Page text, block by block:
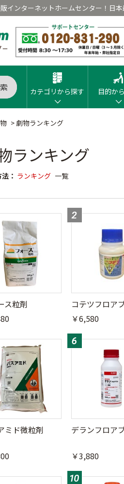
インターネットホームセンター！日
カテゴリから探す 目的か
> 劇物ランキング
ランキング
： ランキング 一覧
ス粒剤
コテツフロア
￥6,580
ミド微粒剤 デランフロア
￥3,880